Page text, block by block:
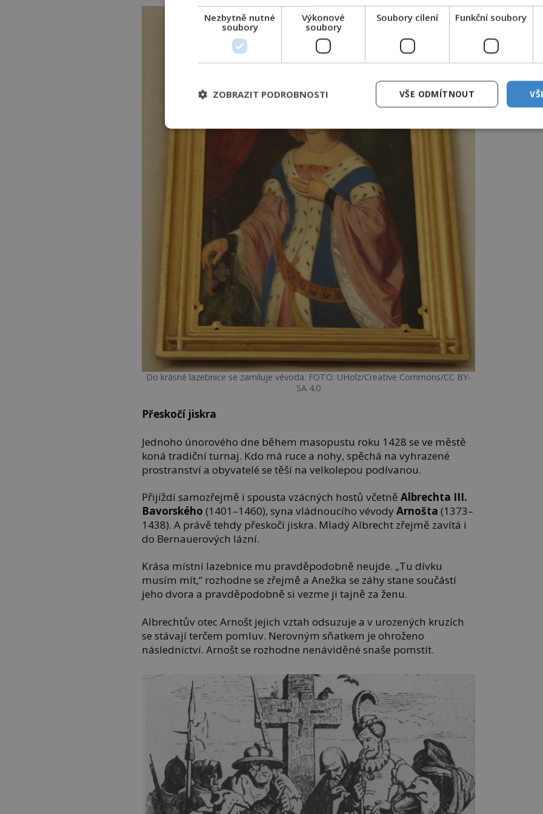
Do krásné lazebnice se zamiluje vévoda. FOTO: UHolz/Creative Commons/CC BY-
SA 4.0
Přeskočí jiskra
Jednoho únorového dne během masopustu roku 1428 se ve městě
koná tradiční turnaj. Kdo má ruce a nohy, spěchá na vyhrazené
prostranství a obyvatelé se těší na velkolepou podívanou.
Přijíždí samozřejmě i spousta vzácných hostů včetněAlbrechta III.
Bavorského (1401–1460), syna vládnoucího vévodyArnošta(1373–
1438). A právě tehdy přeskočí jiskra. Mladý Albrecht zřejmě zavítá i
do Bernauerových lázní.
Krása místní lazebnice mu pravděpodobně neujde. „Tu dívku
musím mít,“ rozhodne se zřejmě a Anežka se záhy stane součástí
jeho dvora a pravděpodobně si vezme ji tajně za ženu.
Albrechtův otec Arnošt jejich vztah odsuzuje a v urozených kruzích
se stávají terčem pomluv. Nerovným sňatkem je ohroženo
následnictví. Arnošt se rozhodne nenáviděné snaše pomstít.
Nezbytně nutné
soubory
Výkonové
soubory
Soubory cílení Funkční soubory
VŠE ODMÍTNOUT
ZOBRAZIT PODROBNOSTI